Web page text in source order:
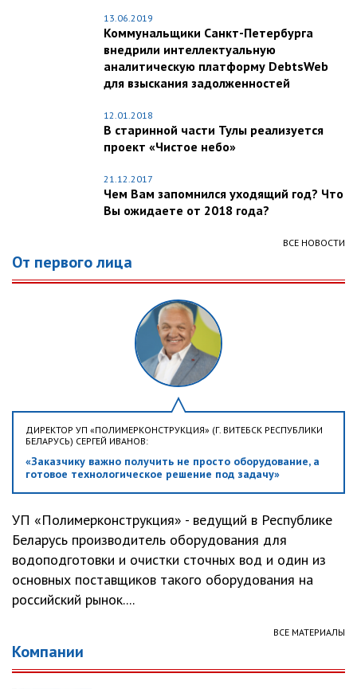
13.06.2019
Коммунальщики Санкт-Петербурга
внедрили интеллектуальную
аналитическую платформу DebtsWeb
для взыскания задолженностей
12.01.2018
В старинной части Тулы реализуется
проект «Чистое небо»
21.12.2017
Чем Вам запомнился уходящий год? Что
Вы ожидаете от 2018 года?
ВСЕ НОВОСТИ
От первого лица
ДИРЕКТОР УП «ПОЛИМЕРКОНСТРУКЦИЯ» (Г. ВИТЕБСК РЕСПУБЛИКИ
БЕЛАРУСЬ) СЕРГЕЙ ИВАНОВ:
«Заказчику важно получить не просто оборудование, а
готовое технологическое решение под задачу»
УП «Полимерконструкция» - ведущий в Республике
Беларусь производитель оборудования для
водоподготовки и очистки сточных вод и один из
основных поставщиков такого оборудования на
российский рынок....
ВСЕ МАТЕРИАЛЫ
Компании